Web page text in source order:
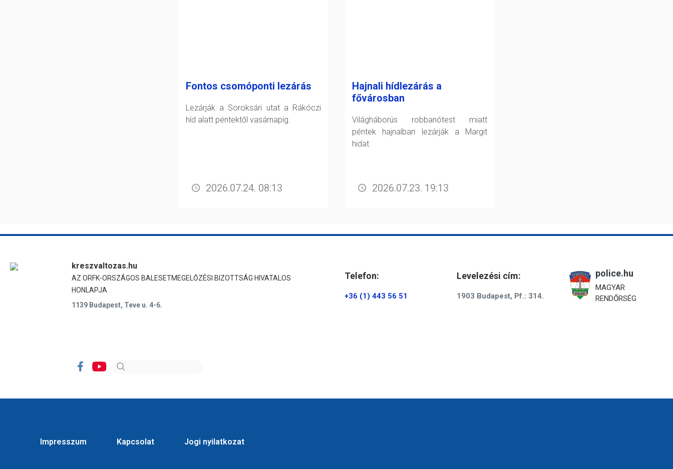
Fontos csomóponti lezárás
Lezárják a Soroksári utat a Rákóczi
híd alatt péntektől vasárnapig.
2026.07.24. 08:13
Hajnali hídlezárás a
fővárosban
Világháborús robbanótest miatt
péntek hajnalban lezárják a Margit
hidat.
2026.07.23. 19:13
kreszvaltozas.hu
AZ ORFK-ORSZÁGOS BALESETMEGELŐZÉSI BIZOTTSÁG HIVATALOS
HONLAPJA
1139 Budapest, Teve u. 4-6.
Telefon:
+36 (1) 443 56 51
Levelezési cím:
1903 Budapest, Pf.: 314.
police.hu
MAGYAR
RENDŐRSÉG
Impresszum Kapcsolat Jogi nyilatkozat